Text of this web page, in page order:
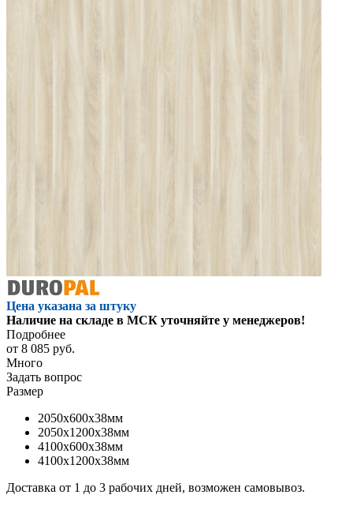
Цена указана за штуку
Наличие на складе в МСК уточняйте у менеджеров!
Подробнее
от 8 085 руб.
Много
Задать вопрос
Размер
2050x600x38мм
2050x1200x38мм
4100x600x38мм
4100x1200x38мм
Доставка от 1 до 3 рабочих дней, возможен самовывоз.